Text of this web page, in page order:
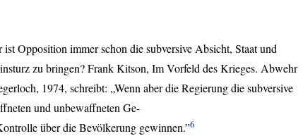
Opposition immer schon die subversive Absicht, Staat und
zu bringen? Frank Kitson, Im Vorfeld des Krieges. Abwehr
1974, schreibt: „Wenn aber die Regierung die subversive
und unbewaffneten Ge-
über die Bevölkerung gewinnen.”6